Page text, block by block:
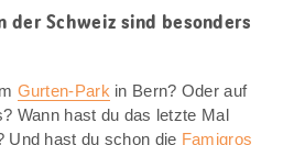
der Schweiz sind besonders
Gurten-Park in Bern? Oder auf
Wann hast du das letzte Mal
Und hast du schon die Famigros